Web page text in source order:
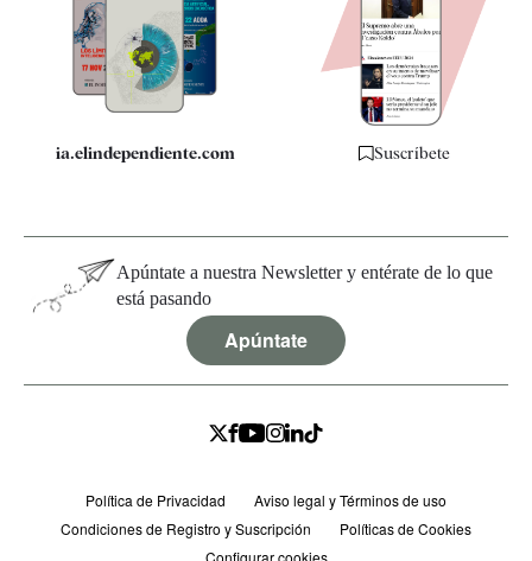
Quiénes somos
Especificaciones
ia.elindependiente.com Suscríbete
Apúntate a nuestra Newsletter y entérate de lo que
está pasando
Apúntate
Política de Privacidad
Aviso legal y Términos de uso
Condiciones de Registro y Suscripción
Políticas de Cookies
Configurar cookies